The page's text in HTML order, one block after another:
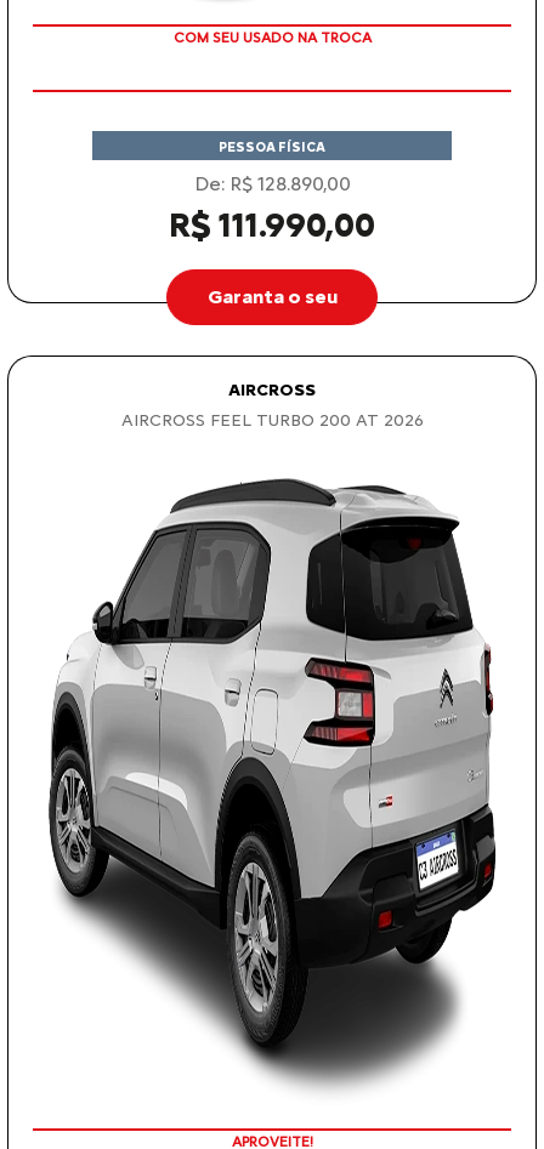
TAXA ZERO
PESSOA FÍSICA
De: R$ 128.890,00
R$ 111.990,00
Garanta o seu
AIRCROSS
AIRCROSS FEEL TURBO 200 AT 2026
APROVEITE!